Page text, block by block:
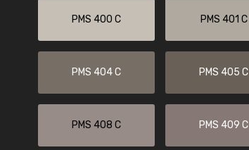
PMS 400 C PMS 401 C
PMS 404 C PMS 405 C
PMS 408 C PMS 409 C